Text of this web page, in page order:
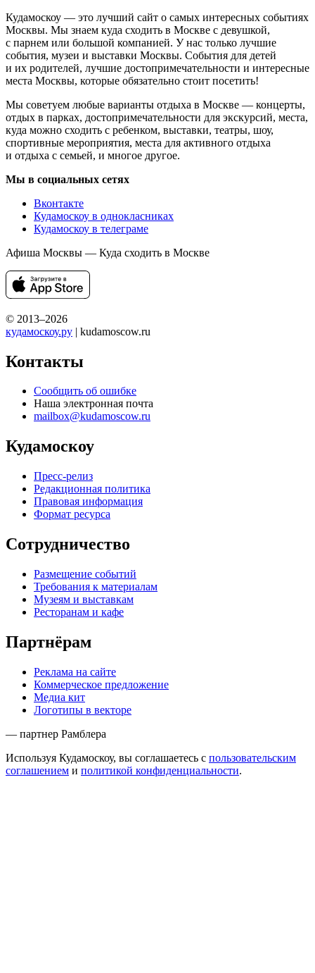
Кудамоскоу — это лучший сайт о самых интересных событиях
Москвы. Мы знаем куда сходить в Москве с девушкой,
с парнем или большой компанией. У нас только лучшие
события, музеи и выставки Москвы. События для детей
и их родителей, лучшие достопримечательности и интересные
места Москвы, которые обязательно стоит посетить!
Мы советуем любые варианты отдыха в Москве — концерты,
отдых в парках, достопримечательности для экскурсий, места,
куда можно сходить с ребенком, выставки, театры, шоу,
спортивные мероприятия, места для активного отдыха
и отдыха с семьей, и многое другое.
Мы в социальных сетях
Вконтакте
Кудамоскоу в однокласниках
Кудамоскоу в телеграме
Афиша Москвы — Куда сходить в Москве
© 2013–2026
кудамоскоу.ру | kudamoscow.ru
Контакты
Сообщить об ошибке
Наша электронная почта
mailbox@kudamoscow.ru
Кудамоскоу
Пресс-релиз
Редакционная политика
Правовая информация
Формат ресурса
Сотрудничество
Размещение событий
Требования к материалам
Музеям и выставкам
Ресторанам и кафе
Партнёрам
Реклама на сайте
Коммерческое предложение
Медиа кит
Логотипы в векторе
— партнер Рамблера
Используя Кудамоскоу, вы соглашаетесь с пользовательским
соглашением и политикой конфиденциальности.